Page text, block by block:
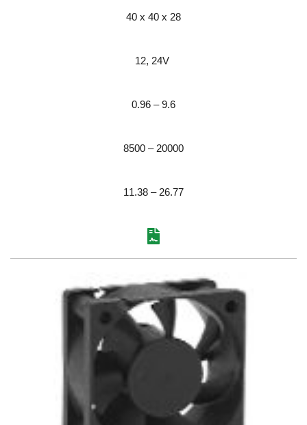
40 x 40 x 28
12, 24V
0.96 – 9.6
8500 – 20000
11.38 – 26.77